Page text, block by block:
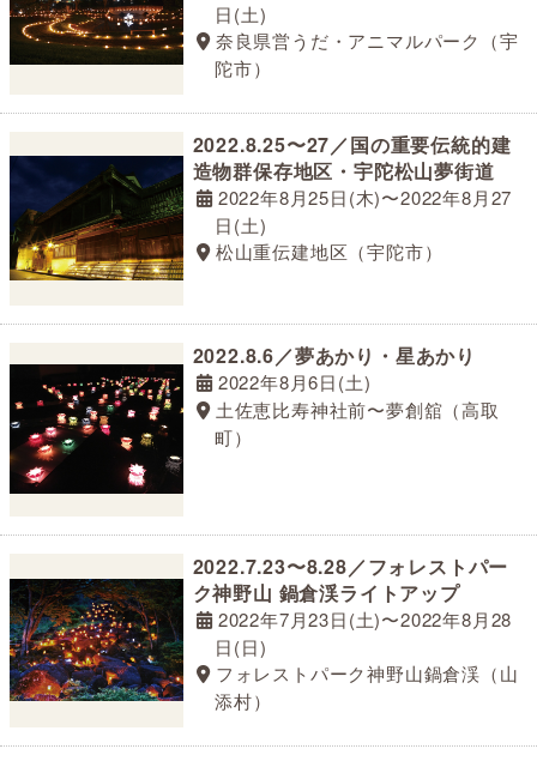
日(土)
奈良県営うだ・アニマルパーク（宇
陀市）
2022.8.25〜27／国の重要伝統的建
造物群保存地区・宇陀松山夢街道
2022年8月25日(木)〜2022年8月27
日(土)
松山重伝建地区（宇陀市）
2022.8.6／夢あかり・星あかり
2022年8月6日(土)
土佐恵比寿神社前〜夢創舘（高取
町）
2022.7.23〜8.28／フォレストパー
ク神野山 鍋倉渓ライトアップ
2022年7月23日(土)〜2022年8月28
日(日)
フォレストパーク神野山鍋倉渓（山
添村）